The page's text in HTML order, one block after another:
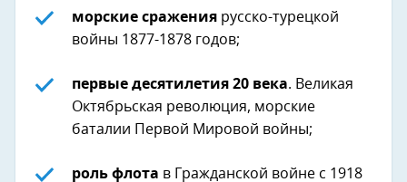
морские сражения русско-турецкой
войны 1877-1878 годов;
первые десятилетия 20 века. Великая
Октябрьская революция, морские
баталии Первой Мировой войны;
роль флота в Гражданской войне с 1918